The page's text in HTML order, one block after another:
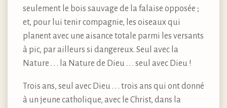
seulement le bois sauvage de la falaise opposée ;
et, pour lui tenir compagnie, les oiseaux qui
planent avec une aisance totale parmi les versants
à pic, par ailleurs si dangereux. Seul avec la
Nature . . . la Nature de Dieu . . . seul avec Dieu !
Trois ans, seul avec Dieu . . . trois ans qui ont donné
à un jeune catholique, avec le Christ, dans la